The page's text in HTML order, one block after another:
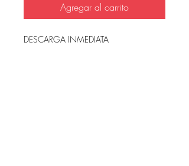
Agregar al carrito
DESCARGA INMEDIATA